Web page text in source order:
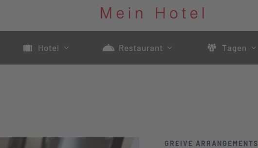
Hotel Restaurant Tagen
GREIVE ARRANGEMENTS